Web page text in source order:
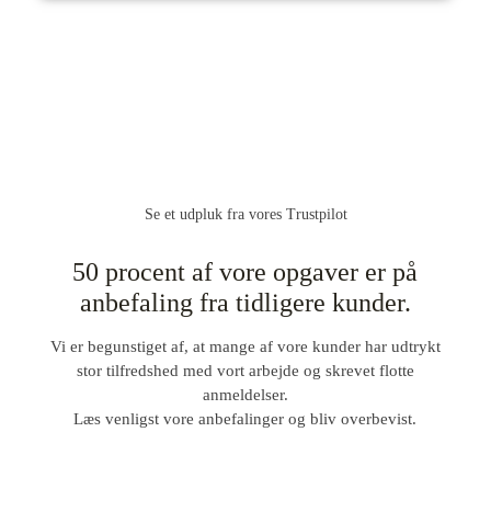
Se et udpluk fra vores Trustpilot
50 procent af vore opgaver er på
anbefaling fra tidligere kunder.
Vi er begunstiget af, at mange af vore kunder har udtrykt
stor tilfredshed med vort arbejde og skrevet flotte
anmeldelser.
Læs venligst vore anbefalinger og bliv overbevist.